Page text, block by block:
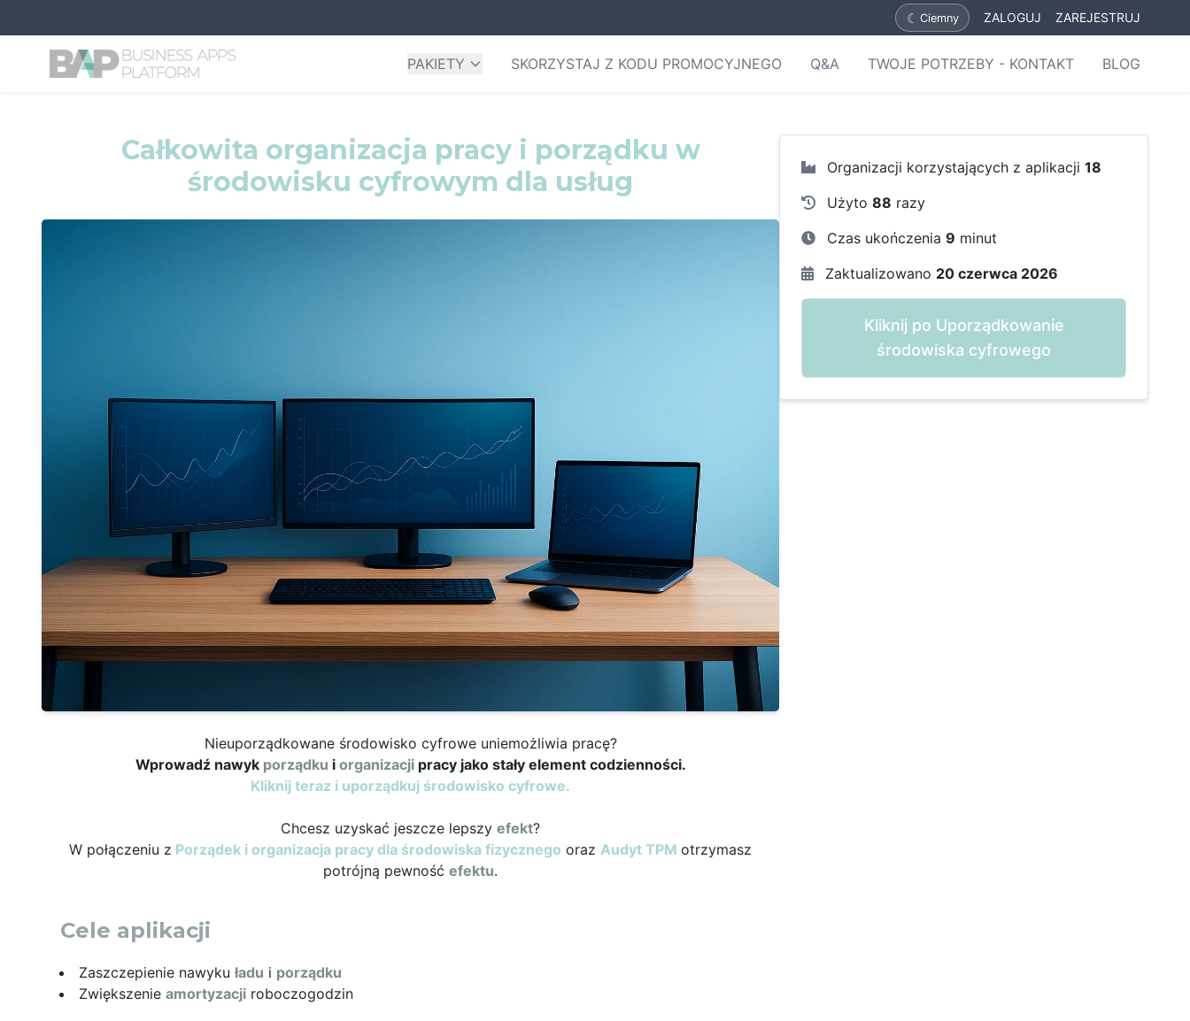
☾ Ciemny ZALOGUJ ZAREJESTRUJ
PAKIETY SKORZYSTAJ Z KODU PROMOCYJNEGO Q&A TWOJE POTRZEBY - KONTAKT BLOG
Całkowita organizacja pracy i porządku w
środowisku cyfrowym dla usług
Nieuporządkowane środowisko cyfrowe uniemożliwia pracę?
Wprowadź nawyk porządku i organizacjipracy jako stały element codzienności.
Kliknij teraz i uporządkuj środowisko cyfrowe.
Chcesz uzyskać jeszcze lepszyefekt?
W połączeniu z Porządek i organizacja pracy dla środowiska fizycznego oraz Audyt TPM otrzymasz
potrójną pewnośćefektu.
Cele aplikacji
Zaszczepienie nawyku ładu i porządku
Zwiększenie amortyzacji roboczogodzin
Organizacji korzystających z aplikacji18
Użyto88 razy
Czas ukończenia9 minut
Zaktualizowano 20 czerwca 2026
Kliknij po Uporządkowanie
środowiska cyfrowego